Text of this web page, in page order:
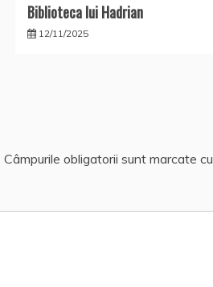
Biblioteca lui Hadrian
12/11/2025
Câmpurile obligatorii sunt marcate cu